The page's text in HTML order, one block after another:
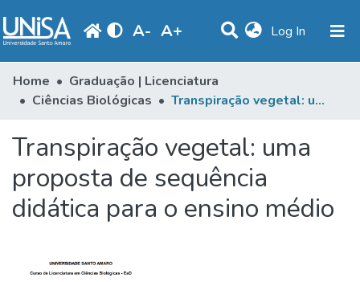
A- A+ Log In (current)
Communities & Collections
Browse
Produção Docente
Library
Home
Graduação | Licenciatura
Ciências Biológicas
Transpiração vegetal: uma proposta de sequência didática para o ensino médio
Transpiração vegetal: uma
proposta de sequência
didática para o ensino médio